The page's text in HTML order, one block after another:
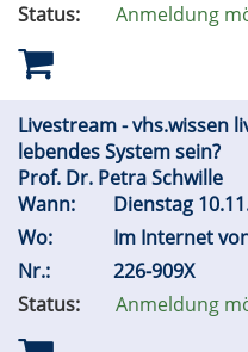
Status:
Anmeldung
Livestream - vhs.wissen
lebendes System sein?
Prof. Dr. Petra Schwille
Wann:
Dienstag
Wo:
Im Internet
Nr.:
226-909X
Status:
Anmeldung